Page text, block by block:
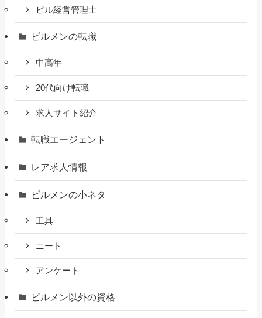
ビル経営管理士
ビルメンの転職
中高年
20代向け転職
求人サイト紹介
転職エージェント
レア求人情報
ビルメンの小ネタ
工具
ニート
アンケート
ビルメン以外の資格